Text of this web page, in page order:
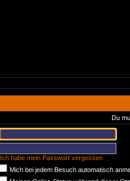
Du
Ich habe mein Passwort vergessen
Mich bei jedem Besuch automatisch